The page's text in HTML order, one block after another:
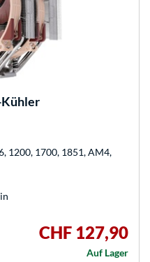
Kühler
1200, 1700, 1851, AM4,
CHF 127,90
Auf Lager